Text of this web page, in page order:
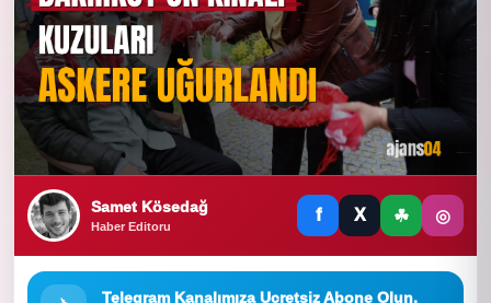
Samet Kösedağ
Haber Editoru
f X ☘ ◎
Telegram Kanalımıza Ucretsiz Abone Olun,